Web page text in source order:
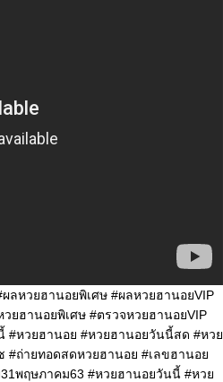
ลหวยฮานอยพิเศษ #ผลหวยฮานอยVIP
ยฮานอยพิเศษ #ตรวจหวยฮานอยVIP
#หวยฮานอย #หวยฮานอยวันนี้สด #หว
#ถ่ายทอดสดหวยฮานอย #เลขฮานอ
พฤษภาคม63 #หวยฮานอยวันนี้ #หว